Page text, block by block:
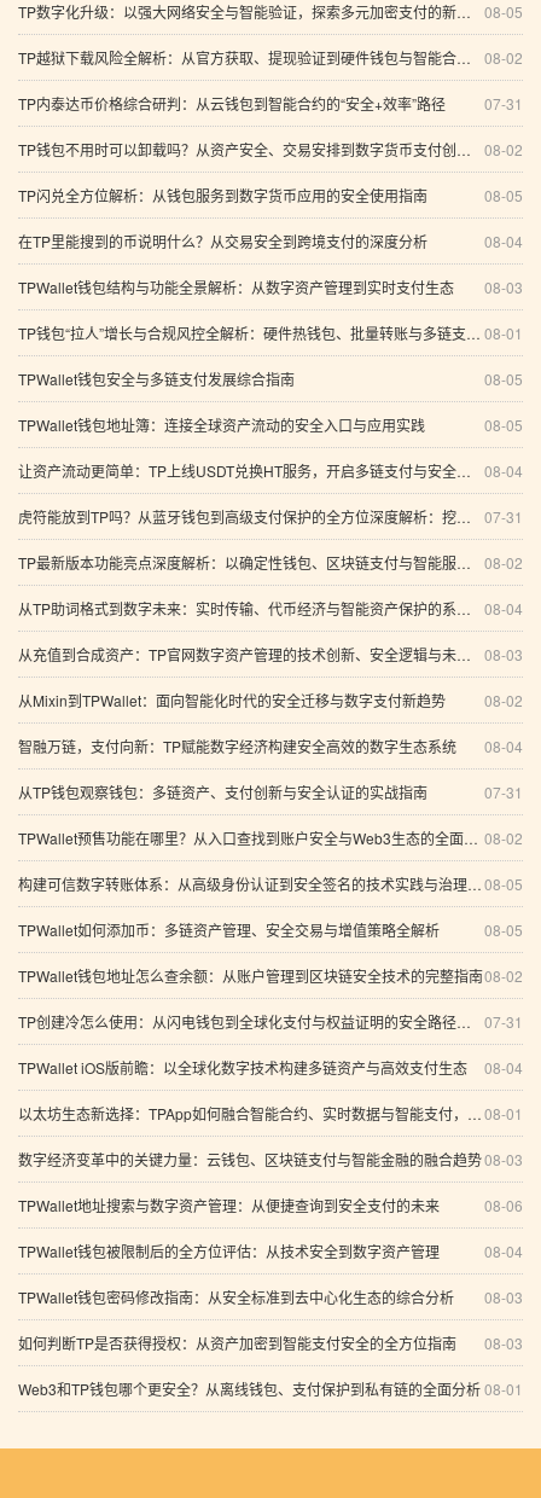
08-05
TP数字化升级：以强大网络安全与智能验证，探索多元加密支付的新未来
08-02
TP越狱下载风险全解析：从官方获取、提现验证到硬件钱包与智能合约安全实践
07-31
TP内泰达币价格综合研判：从云钱包到智能合约的“安全+效率”路径
08-02
TP钱包不用时可以卸载吗？从资产安全、交易安排到数字货币支付创新的全面分析
08-05
TP闪兑全方位解析：从钱包服务到数字货币应用的安全使用指南
08-04
在TP里能搜到的币说明什么？从交易安全到跨境支付的深度分析
08-03
TPWallet钱包结构与功能全景解析：从数字资产管理到实时支付生态
08-01
TP钱包“拉人”增长与合规风控全解析：硬件热钱包、批量转账与多链支付保护
08-05
TPWallet钱包安全与多链支付发展综合指南
08-05
TPWallet钱包地址簿：连接全球资产流动的安全入口与应用实践
08-04
让资产流动更简单：TP上线USDT兑换HT服务，开启多链支付与安全管理新体验
07-31
虎符能放到TP吗？从蓝牙钱包到高级支付保护的全方位深度解析：挖矿收益与信息化创新趋势
08-02
TP最新版本功能亮点深度解析：以确定性钱包、区块链支付与智能服务开启可信数字化新阶段
08-04
从TP助词格式到数字未来：实时传输、代币经济与智能资产保护的系统化实践
08-03
从充值到合成资产：TP官网数字资产管理的技术创新、安全逻辑与未来趋势
08-02
从Mixin到TPWallet：面向智能化时代的安全迁移与数字支付新趋势
08-04
智融万链，支付向新：TP赋能数字经济构建安全高效的数字生态系统
07-31
从TP钱包观察钱包：多链资产、支付创新与安全认证的实战指南
08-02
TPWallet预售功能在哪里？从入口查找到账户安全与Web3生态的全面指南
08-05
构建可信数字转账体系：从高级身份认证到安全签名的技术实践与治理思考
08-05
TPWallet如何添加币：多链资产管理、安全交易与增值策略全解析
08-02
TPWallet钱包地址怎么查余额：从账户管理到区块链安全技术的完整指南
07-31
TP创建冷怎么使用：从闪电钱包到全球化支付与权益证明的安全路径（含冷钱包与去中心化自治解析）
08-04
TPWallet iOS版前瞻：以全球化数字技术构建多链资产与高效支付生态
08-01
以太坊生态新选择：TPApp如何融合智能合约、实时数据与智能支付，构建可信数字应用入口
08-03
数字经济变革中的关键力量：云钱包、区块链支付与智能金融的融合趋势
08-06
TPWallet地址搜索与数字资产管理：从便捷查询到安全支付的未来
08-04
TPWallet钱包被限制后的全方位评估：从技术安全到数字资产管理
08-03
TPWallet钱包密码修改指南：从安全标准到去中心化生态的综合分析
08-03
如何判断TP是否获得授权：从资产加密到智能支付安全的全方位指南
08-01
Web3和TP钱包哪个更安全？从离线钱包、支付保护到私有链的全面分析